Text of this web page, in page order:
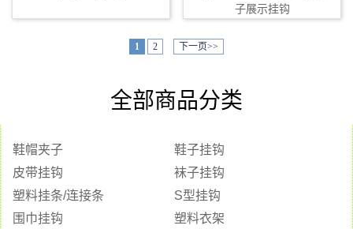
子展示挂钩
1 2 下一页>>
全部商品分类
鞋帽夹子
鞋子挂钩
皮带挂钩
袜子挂钩
塑料挂条/连接条
S型挂钩
围巾挂钩
塑料衣架